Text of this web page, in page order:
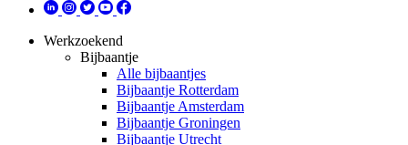
Werkzoekend
Bijbaantje
Alle bijbaantjes
Bijbaantje Rotterdam
Bijbaantje Amsterdam
Bijbaantje Groningen
Bijbaantje Utrecht